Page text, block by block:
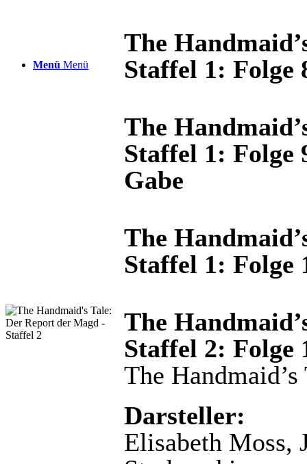
Menü Menü
The
Staffel 1: Folge
The
Staffel 1: Folge
Gabe
The
Staffel 1: Folge
The
Staffel 2: Folge
The Handmaid’s
Darsteller:
Elisabeth Moss,